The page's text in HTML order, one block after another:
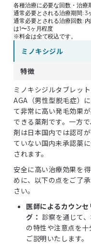
各種治療に必要な回数・治療
通常必要とされる治療期間: 3
通常必要とされる治療回数:
は1〜3ヶ月程度
※料金は全て税込です。
ミノキシジル
特徴
ミノキシジルタブレット
AGA（男性型脱毛症）
て非常に高い発毛効果
できる薬剤です。一方
剤は日本国内では認可
ていない国内未承認薬
されます。
安全に高い治療効果を
めに、以下の点をご了
さい。
医師によるカウンセ
グ： 診察を通じて
の特性や注意点を十
ご説明いたします。